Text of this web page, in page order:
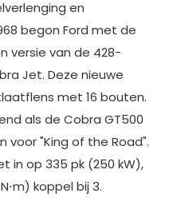
en
begon Ford met de
versie van de 428-
Jet. Deze nieuwe
met 16 bouten.
als de Cobra GT500
voor "King of the Road".
in op 335 pk (250 kW),
koppel bij 3.